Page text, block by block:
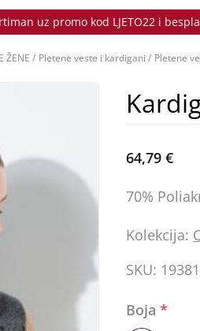
uz promo kod LJETO22 i
ŽENE / Pletene veste i kardigani / Pletene
64,79 €
70%
Kolekcija:
SKU: 19381
Boja*